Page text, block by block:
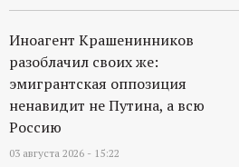
о
р
т
а
Иноагент Крашенинников
разоблачил своих же:
эмигрантская оппозиция
ненавидит не Путина, а всю
Россию
03 августа 2026 - 15:22